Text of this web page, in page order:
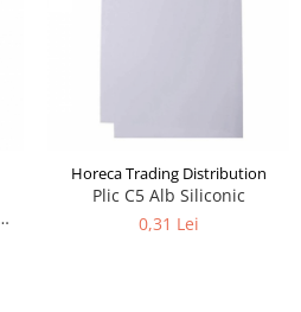
Horeca Trading Distribution
Plic C5 Alb Siliconic
0,31 Lei